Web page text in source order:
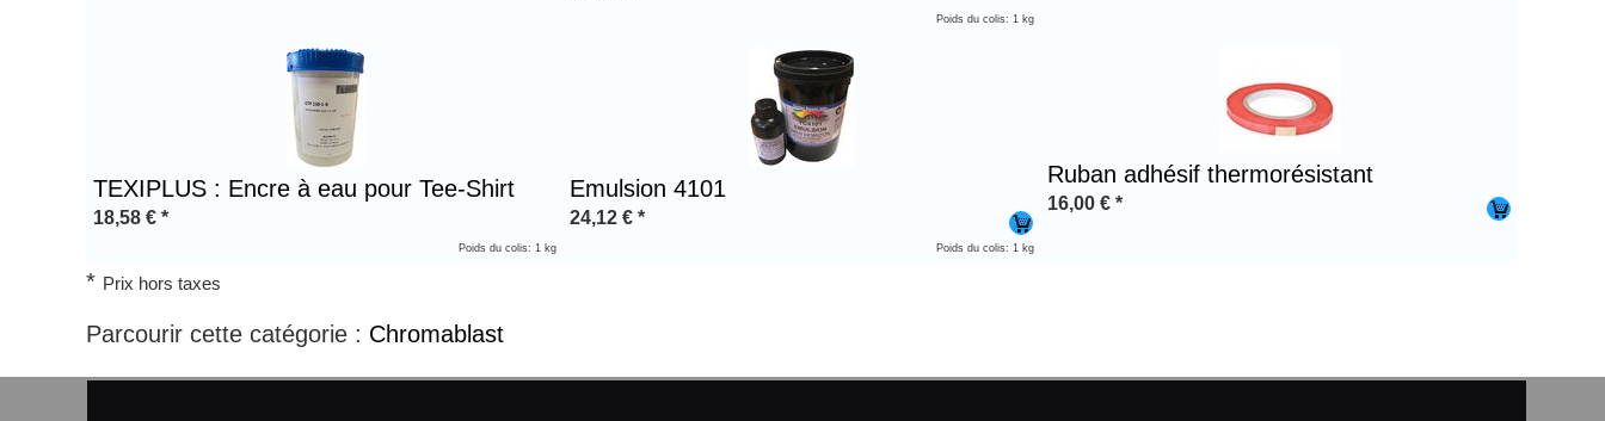
Poids du colis: 1 kg
TEXIPLUS : Encre à eau pour Tee-Shirt
18,58 € *
Poids du colis: 1 kg
Emulsion 4101
24,12 € *
Poids du colis: 1 kg
Ruban adhésif thermorésistant
16,00 € *
* Prix hors taxes
Parcourir cette catégorie : Chromablast